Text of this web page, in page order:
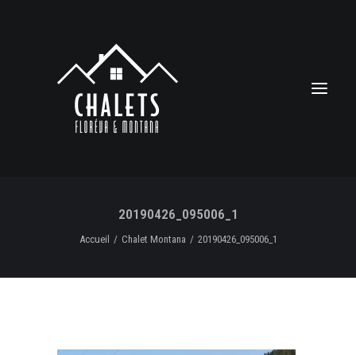
20190426_095006_1
Accueil Chalet Montana 20190426_095006_1